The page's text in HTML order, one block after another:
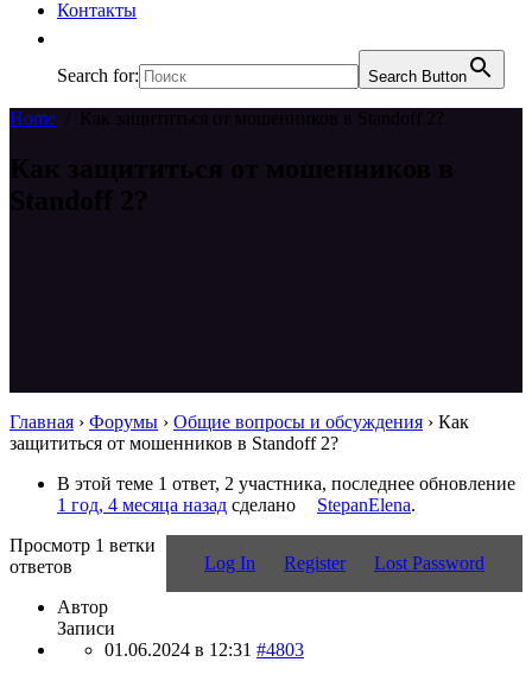
Контакты
Search for: Search Button
Home Как защититься от мошенников в Standoff 2?
Как защититься от мошенников в
Standoff 2?
Главная › Форумы › Общие вопросы и обсуждения › Как
защититься от мошенников в Standoff 2?
В этой теме 1 ответ, 2 участника, последнее обновление
1 год, 4 месяца назад сделано StepanElena.
Log In Register Lost Password
Просмотр 1 ветки
ответов
Автор
Записи
01.06.2024 в 12:31 #4803